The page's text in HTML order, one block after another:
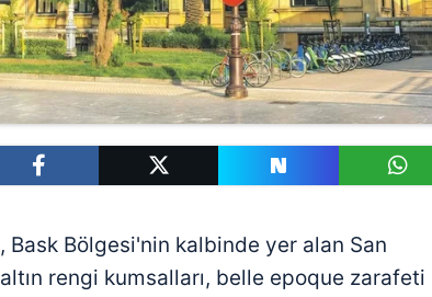
Bask Bölgesi'nin kalbinde yer alan San
rengi kumsalları, belle epoque zarafeti